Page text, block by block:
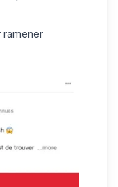
ramener